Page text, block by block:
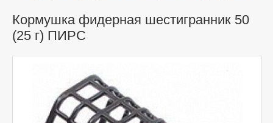
Кормушка фидерная шестигранник 50
(25 г) ПИРС